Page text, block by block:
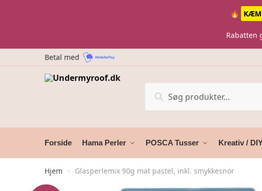
🔥
Rabatten
Betal med
efter:
Søg
Forside Hama Perler POSCA Tusser Kreativ /
Hjem » Glasperlemix 90g mat pastel, inkl. smykkesnor